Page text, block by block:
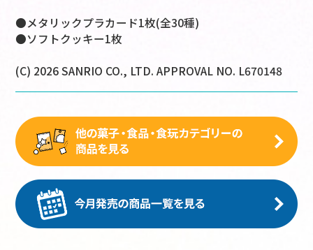
●メタリックプラカード1枚(全30種)
●ソフトクッキー1枚
(C) 2026 SANRIO CO., LTD. APPROVAL NO. L670148